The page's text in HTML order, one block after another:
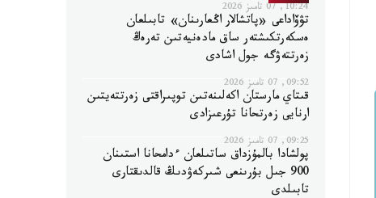
10:24, 07 تامىز 2026
تۋۆاداعى «پاتشالار اڭعارىنان» تابىلعان
ەسكەرتكىشتەر ساق مادەنيەتىن تەرەڭ
زەرتتەۋگە جول اشادى
09:52, 07 تامىز 2026
قىتاي مارستان اكەلىنەتىن توپىراقتى زەرتتەيتىن
ارنايى زەرتحانا تۇرعىزادى
09:25, 07 تامىز 2026
پولشادا بالمۇزداق ساتىلعان ءدامحانا استىنان
900 جىل بۇرىنعى شىركەۋدىڭ قالدىقتارى
تابىلدى